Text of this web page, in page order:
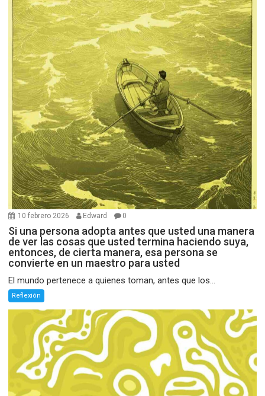
10 febrero 2026 Edward 0
Si una persona adopta antes que usted una manera
de ver las cosas que usted termina haciendo suya,
entonces, de cierta manera, esa persona se
convierte en un maestro para usted
El mundo pertenece a quienes toman, antes que los...
Reflexión